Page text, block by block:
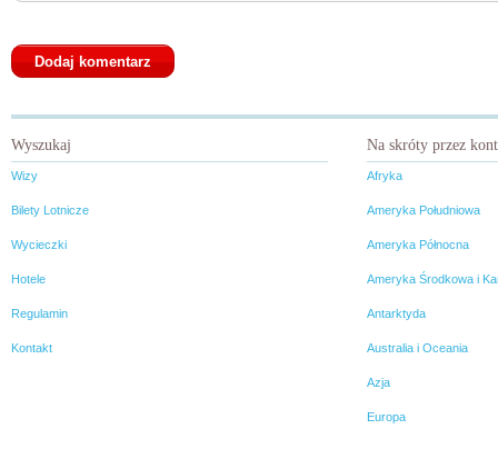
Wyszukaj
Wizy
Bilety Lotnicze
Wycieczki
Hotele
Regulamin
Kontakt
Na skróty przez
Afryka
Ameryka Południowa
Ameryka Północna
Ameryka Środkowa i
Antarktyda
Australia i Oceania
Azja
Europa